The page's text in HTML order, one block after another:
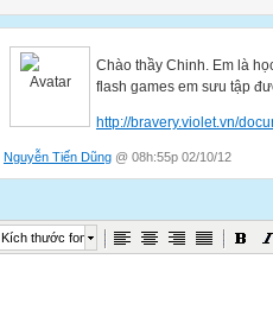
Chào thầy Chinh. Em là
flash games em sưu tập
http://bravery.violet.vn/
Nguyễn Tiến Dũng @ 08h:55p 02/10/12
Kích thước font